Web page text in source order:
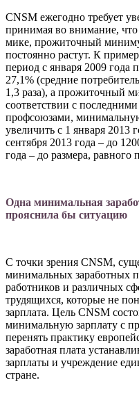
CNSM ежегодно требует
принимая во внима­ние,
мике, прожиточный
постоянно растут. К
период с января 2009 года
27,1% (средние
1,3 раза), а прожи­точный
соответствии с
профсоюзами,
увеличить с 1 января 2013
сентября 2013 года – до
года – до размера,
Одна минимальная
прояснила бы ситуацию
С точки зрения CNSM,
минимальных заработных
работников и раз­личных
трудящихся, которые не
зарплата. Цель CNSM
минимальную зар­плату с
перенять практику
заработная плата
зарпла­ты и учреждение
стране.